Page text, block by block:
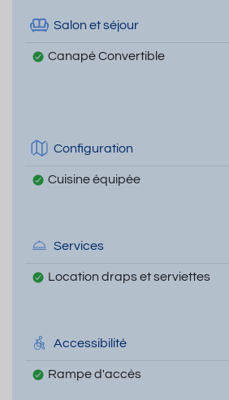
Salon et séjour
Canapé Convertible
Configuration
Cuisine équipée
Services
Location draps et serviettes
Accessibilité
Rampe d'accès